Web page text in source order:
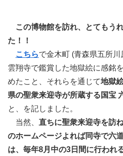
この博物館を訪れ、とてもう
た！！
こちらで金木町 (青森県五所川
雲翔寺で鑑賞した地獄絵に感銘
めたこと、それらを通じて地獄
県の聖衆来迎寺が所蔵する国宝
と、を記しました。
当然、 直ちに聖衆来迎寺を訪
のホームページよれば同寺で六
は、毎年8月中の3日間に行われ